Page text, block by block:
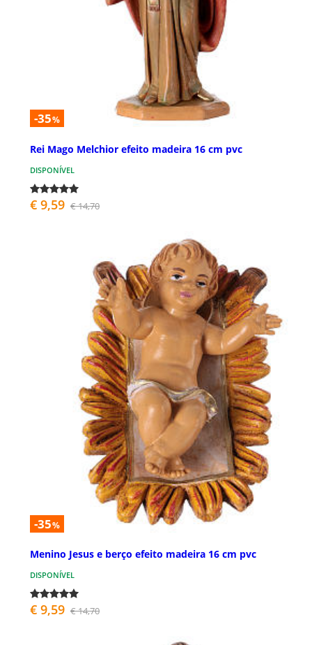
-35%
Rei Mago Melchior efeito madeira 16 cm pvc
DISPONÍVEL
€ 9,59 € 14,70
-35%
Menino Jesus e berço efeito madeira 16 cm pvc
DISPONÍVEL
€ 9,59 € 14,70